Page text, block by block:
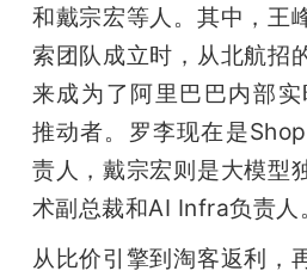
和戴宗宏等人。其中，王
索团队成立时，从北航招
来成为了阿里巴巴内部
推动者。罗李现在是
责人，戴宗宏则是大模型
术副总裁和AI Infra负责人
从比价引擎到淘客返利，